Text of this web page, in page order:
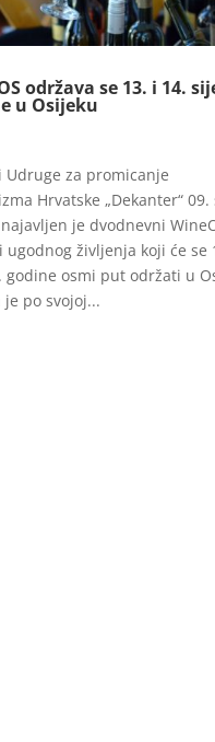
održava se 13. i 14.
u Osijeku
Udruge za promicanje
Hrvatske „Dekanter“ 09.
je dvodnevni
življenja koji će se
godine osmi put održati u
po svojoj...